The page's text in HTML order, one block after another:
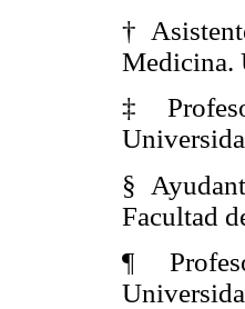
†
Medicina.
‡
§
Facultad
¶